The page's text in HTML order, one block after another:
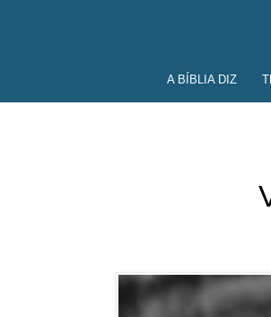
A BÍBLIA DIZ